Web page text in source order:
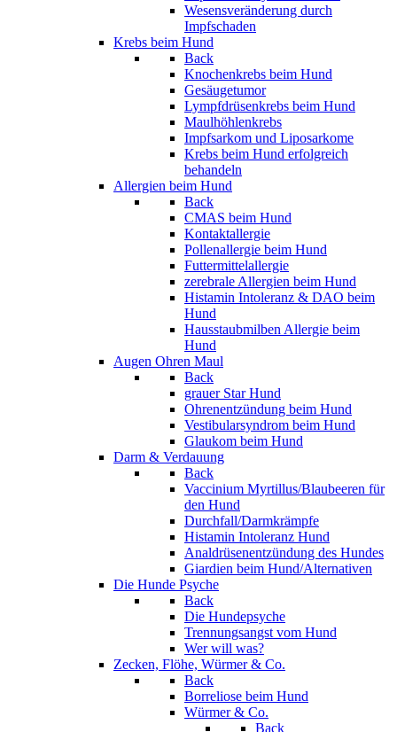
Wesensveränderung durch
Impfschaden
Krebs beim Hund
Back
Knochenkrebs beim Hund
Gesäugetumor
Lympfdrüsenkrebs beim Hund
Maulhöhlenkrebs
Impfsarkom und Liposarkome
Krebs beim Hund erfolgreich
behandeln
Allergien beim Hund
Back
CMAS beim Hund
Kontaktallergie
Pollenallergie beim Hund
Futtermittelallergie
zerebrale Allergien beim Hund
Histamin Intoleranz & DAO beim
Hund
Hausstaubmilben Allergie beim
Hund
Augen Ohren Maul
Back
grauer Star Hund
Ohrenentzündung beim Hund
Vestibularsyndrom beim Hund
Glaukom beim Hund
Darm & Verdauung
Back
Vaccinium Myrtillus/Blaubeeren für
den Hund
Durchfall/Darmkrämpfe
Histamin Intoleranz Hund
Analdrüsenentzündung des Hundes
Giardien beim Hund/Alternativen
Die Hunde Psyche
Back
Die Hundepsyche
Trennungsangst vom Hund
Wer will was?
Zecken, Flöhe, Würmer & Co.
Back
Borreliose beim Hund
Würmer & Co.
Back